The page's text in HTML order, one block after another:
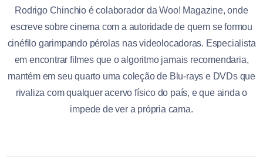
Rodrigo Chinchio é colaborador da Woo! Magazine, onde
escreve sobre cinema com a autoridade de quem se formou
cinéfilo garimpando pérolas nas videolocadoras. Especialista
em encontrar filmes que o algoritmo jamais recomendaria,
mantém em seu quarto uma coleção de Blu-rays e DVDs que
rivaliza com qualquer acervo físico do país, e que ainda o
impede de ver a própria cama.